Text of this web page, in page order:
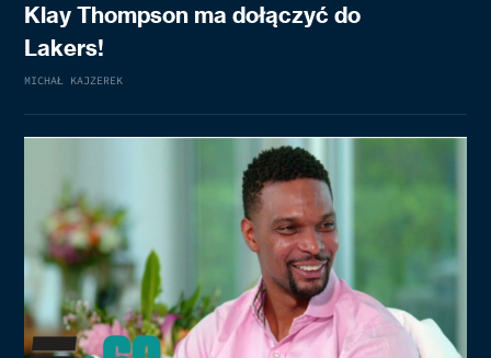
Klay Thompson ma dołączyć do
Lakers!
MICHAŁ KAJZEREK